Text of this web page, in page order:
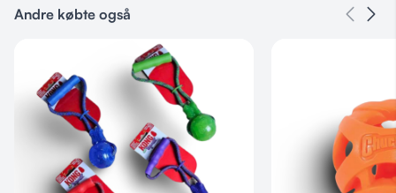
Tovlegetøj med knuder
Velegnet til små hunde
Ideel til trække- og tyggelege
Understøtter tandpleje
Længde: ca. 20 cm
Farve: Pink
Kategorier
Andre købte også